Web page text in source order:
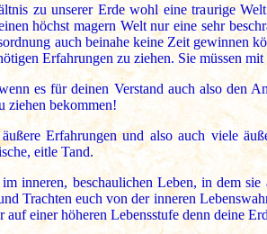
zu unserer Erde wohl eine traurige
höchst magern Welt nur eine sehr
auch beinahe keine Zeit gewinnen
Erfahrungen zu ziehen. Sie müssen
es für deinen Verstand auch also den
ziehen bekommen!
Erfahrungen und also auch viele
eitle Tand.
inneren, beschaulichen Leben, in dem
Trachten euch von der inneren
einer höheren Lebensstufe denn deine